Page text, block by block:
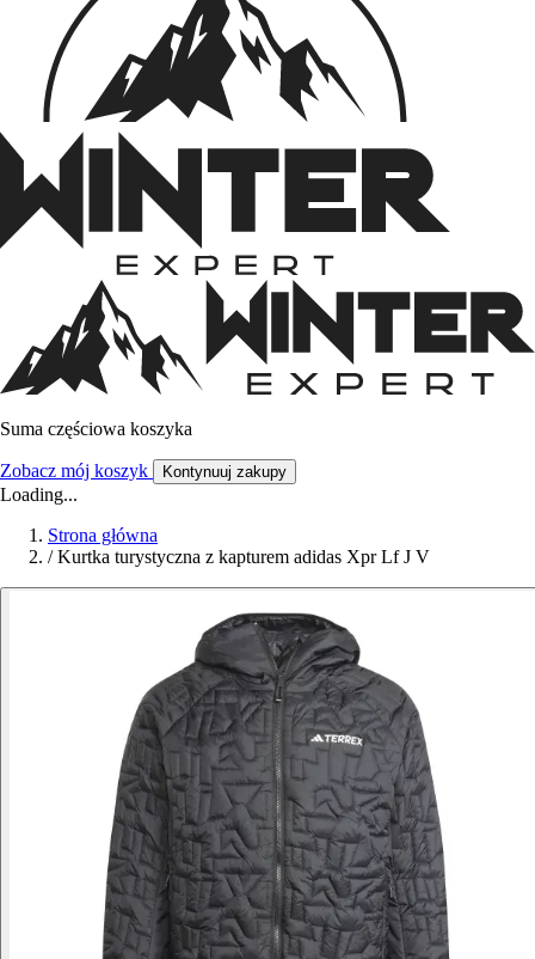
Suma częściowa koszyka
Zobacz mój koszyk Kontynuuj zakupy
Loading...
Strona główna
/ Kurtka turystyczna z kapturem adidas Xpr Lf J V